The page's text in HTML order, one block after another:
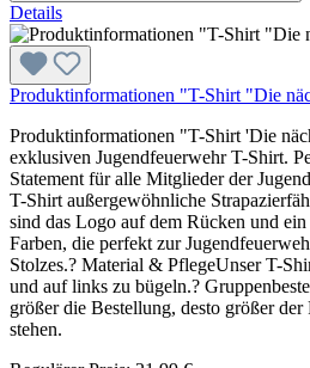
Details
Produktinformationen "T-Shirt "Die
Produktinformationen "T-Shirt 'Die
exklusiven Jugendfeuerwehr T-Shirt.
Statement für alle Mitglieder der
T-Shirt außergewöhnliche
sind das Logo auf dem Rücken und
Farben, die perfekt zur
Stolzes.? Material & PflegeUnser T-
und auf links zu bügeln.?
größer die Bestellung, desto größer
stehen.